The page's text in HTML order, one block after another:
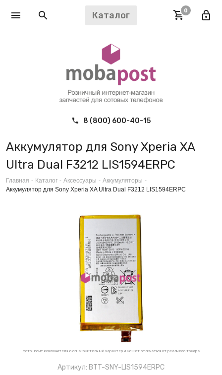
Каталог 0
8 (800) 600-40-15
Аккумулятор для Sony Xperia XA
Ultra Dual F3212 LIS1594ERPC
Главная - Каталог - Аксессуары - Аккумуляторы -
Аккумулятор для Sony Xperia XA Ultra Dual F3212 LIS1594ERPC
фото носит исключительно ознакомительный характер и может отличаться от реального товара
Артикул: BTT-SNY-LIS1594ERPC